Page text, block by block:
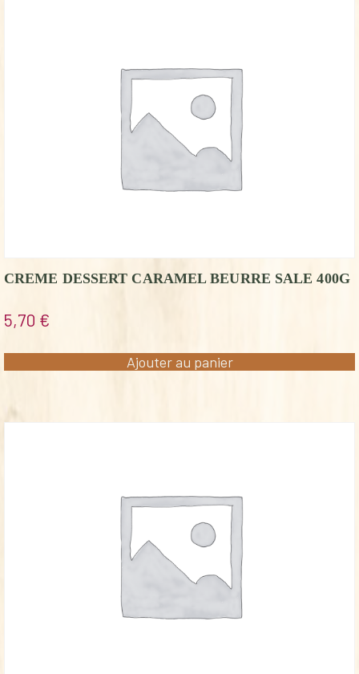
CREME DESSERT CARAMEL BEURRE SALE 400G
5,70 €
Ajouter au panier